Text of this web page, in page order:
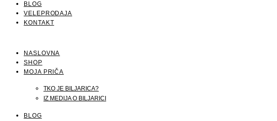
BLOG
VELEPRODAJA
KONTAKT
NASLOVNA
SHOP
MOJA PRIČA
TKO JE BILJARICA?
IZ MEDIJA O BILJARICI
BLOG